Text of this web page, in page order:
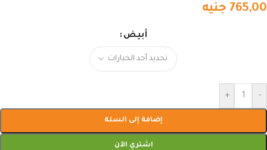
765,00 جنيه
أبيض
-
+
إضافة إلى السلة
اشتري الآن